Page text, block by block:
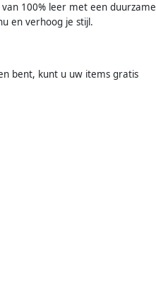
100% leer met een duurzame
en verhoog je stijl.
bent, kunt u uw items gratis